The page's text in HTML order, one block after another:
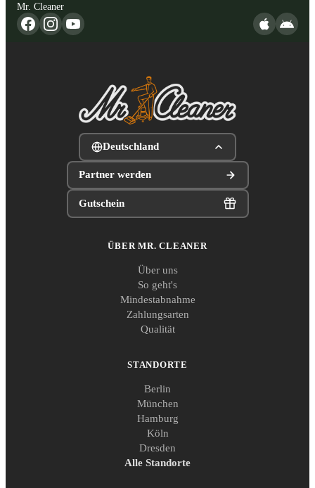
Mr. Cleaner
Deutschland
Partner werden
Gutschein
ÜBER MR. CLEANER
Über uns
So geht's
Mindestabnahme
Zahlungsarten
Qualität
STANDORTE
Berlin
München
Hamburg
Köln
Dresden
Alle Standorte